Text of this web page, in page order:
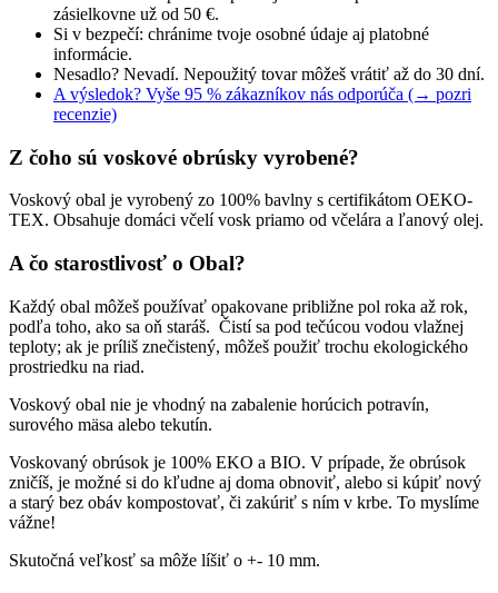
zásielkovne už od 50 €.
Si v bezpečí: chránime tvoje osobné údaje aj platobné
informácie.
Nesadlo? Nevadí. Nepoužitý tovar môžeš vrátiť až do 30 dní.
A výsledok? Vyše 95 % zákazníkov nás odporúča (→ pozri
recenzie)
Z čoho sú voskové obrúsky vyrobené?
Voskový obal je vyrobený zo 100% bavlny s certifikátom OEKO-
TEX. Obsahuje domáci včelí vosk priamo od včelára a ľanový olej.
A čo starostlivosť o Obal?
Každý obal môžeš používať opakovane približne pol roka až rok,
podľa toho, ako sa oň staráš. Čistí sa pod tečúcou vodou vlažnej
teploty; ak je príliš znečistený, môžeš použiť trochu ekologického
prostriedku na riad.
Voskový obal nie je vhodný na zabalenie horúcich potravín,
surového mäsa alebo tekutín.
Voskovaný obrúsok je 100% EKO a BIO. V prípade, že obrúsok
zničíš, je možné si do kľudne aj doma obnoviť, alebo si kúpiť nový
a starý bez obáv kompostovať, či zakúriť s ním v krbe. To myslíme
vážne!
Skutočná veľkosť sa môže líšiť o +- 10 mm.